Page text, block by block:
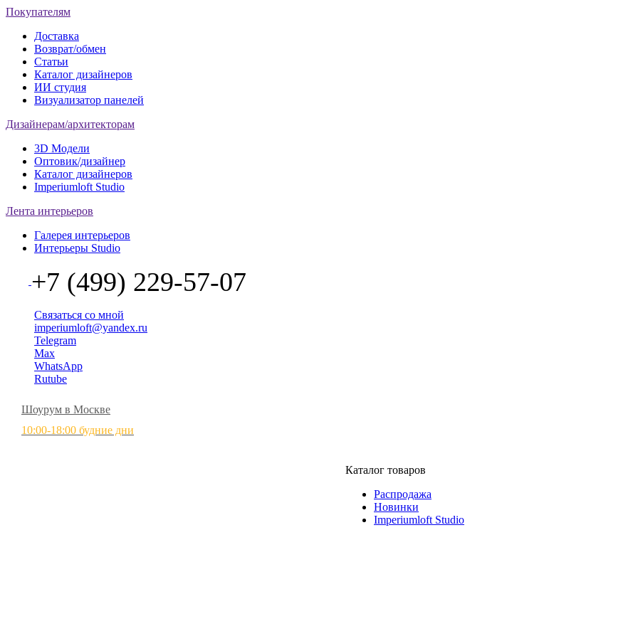
Покупателям
Доставка
Возврат/обмен
Статьи
Каталог дизайнеров
ИИ студия
Визуализатор панелей
Дизайнерам/архитекторам
3D Модели
Оптовик/дизайнер
Каталог дизайнеров
Imperiumloft Studio
Лента интерьеров
Галерея интерьеров
Интерьеры Studio
+7 (499) 229-57-07
Связаться со мной
imperiumloft@yandex.ru
Telegram
Max
WhatsApp
Rutube
Шоурум в Москве
10:00-18:00 будние дни
Каталог товаров
Распродажа
Новинки
Imperiumloft Studio